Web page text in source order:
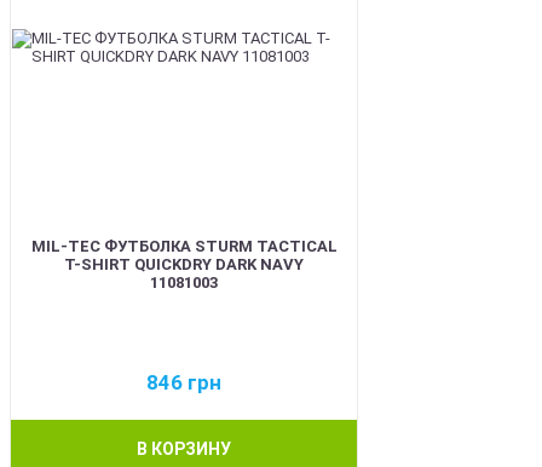
MIL-TEC ФУТБОЛКА STURM TACTICAL
T-SHIRT QUICKDRY DARK NAVY
11081003
846 грн
В КОРЗИНУ